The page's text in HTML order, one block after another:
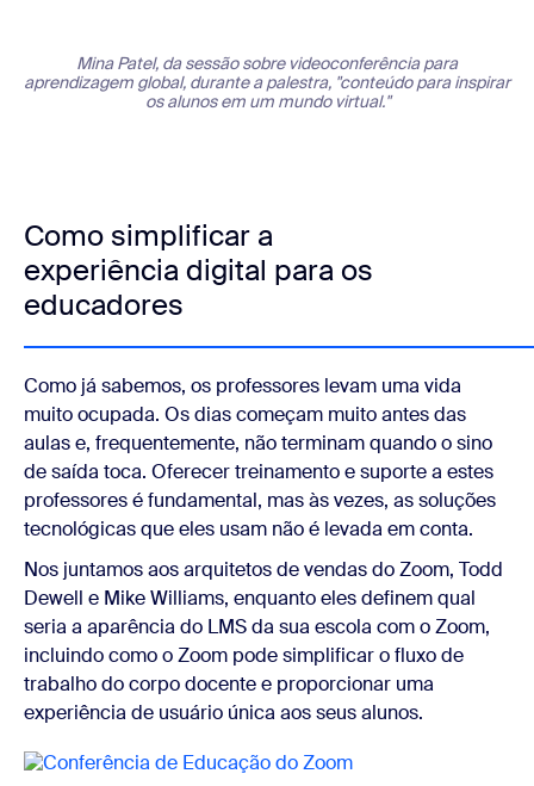
Mina Patel, da sessão sobre videoconferência para
aprendizagem global, durante a palestra, "conteúdo para inspirar
os alunos em um mundo virtual."
Como simplificar a
experiência digital para os
educadores
Como já sabemos, os professores levam uma vida
muito ocupada. Os dias começam muito antes das
aulas e, frequentemente, não terminam quando o sino
de saída toca. Oferecer treinamento e suporte a estes
professores é fundamental, mas às vezes, as soluções
tecnológicas que eles usam não é levada em conta.
Nos juntamos aos arquitetos de vendas do Zoom, Todd
Dewell e Mike Williams, enquanto eles definem qual
seria a aparência do LMS da sua escola com o Zoom,
incluindo como o Zoom pode simplificar o fluxo de
trabalho do corpo docente e proporcionar uma
experiência de usuário única aos seus alunos.